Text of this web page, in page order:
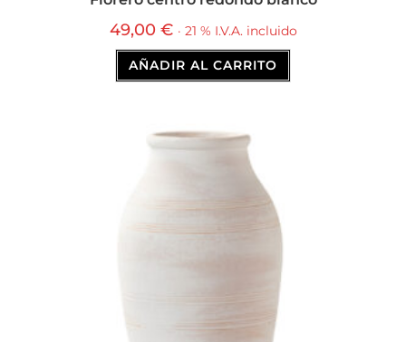
49,00 € · 21 % I.V.A. incluido
AÑADIR AL CARRITO